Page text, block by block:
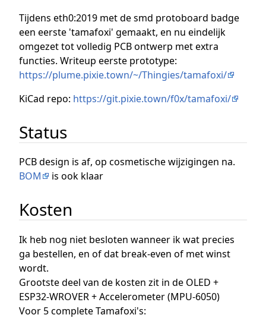
Tijdens eth0:2019 met de smd protoboard badge
een eerste 'tamafoxi' gemaakt, en nu eindelijk
omgezet tot volledig PCB ontwerp met extra
functies. Writeup eerste prototype:
https://plume.pixie.town/~/Thingies/tamafoxi/
KiCad repo: https://git.pixie.town/f0x/tamafoxi/
Status
PCB design is af, op cosmetische wijzigingen na.
BOM
is ook klaar
Kosten
Ik heb nog niet besloten wanneer ik wat precies
ga bestellen, en of dat break-even of met winst
wordt.
Grootste deel van de kosten zit in de OLED +
ESP32-WROVER + Accelerometer (MPU-6050)
Voor 5 complete Tamafoxi's: